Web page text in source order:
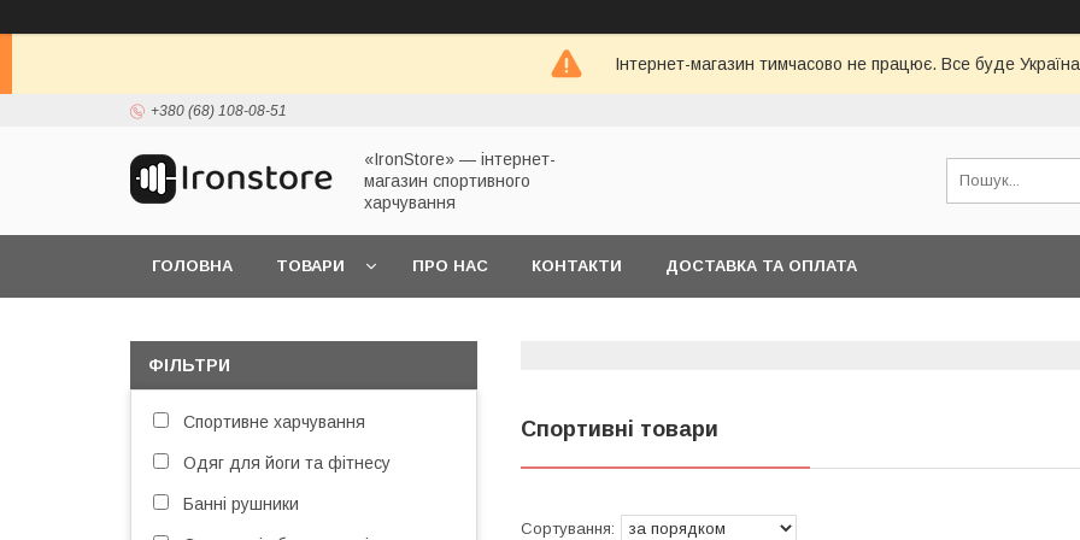
Інтернет-магазин тимчасово не працює. Все буде
+380 (68) 108-08-51
«IronStore» — інтернет-
магазин спортивного
харчування
ГОЛОВНА ТОВАРИ ПРО НАС КОНТАКТИ ДОСТАВКА ТА ОПЛАТА
Спортивні товари
ФІЛЬТРИ
Спортивне харчування
Одяг для йоги та фітнесу
Банні рушники